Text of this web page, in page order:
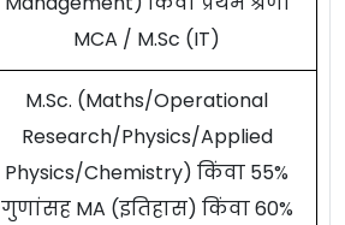
MCA / M.Sc (IT)
M.Sc. (Maths/Operational
Research/Physics/Applied
Physics/Chemistry) किंवा 55%
गुणांसह MA (इतिहास) किंवा 60%